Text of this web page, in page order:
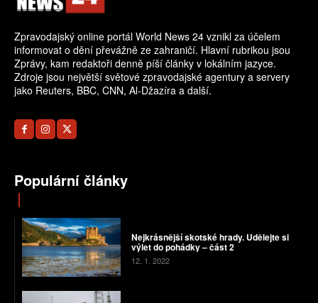
Zpravodajský online portál World News 24 vznikl za účelem
informovat o dění převážně ze zahraničí. Hlavní rubrikou jsou
Zprávy, kam redaktoři denně píší články v lokálním jazyce.
Zdroje jsou největší světové zpravodajské agentury a servery
jako Reuters, BBC, CNN, Al-Džazíra a další.
Populární články
Nejkrásnější skotské hrady. Udělejte si
výlet do pohádky – část 2
12. 1. 2022